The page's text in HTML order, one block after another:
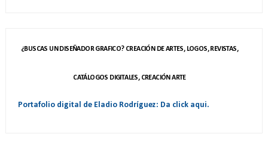
¿BUSCAS UN DISEÑADOR GRAFICO? CREACIÓN DE ARTES, LOGOS, REVISTAS,
CATÁLOGOS DIGITALES, CREACIÓN ARTE
Portafolio digital de Eladio Rodríguez: Da click aqui.